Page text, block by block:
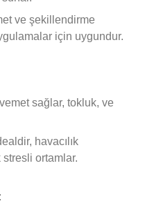
ve şekillendirme
için uygundur.
sağlar, tokluk, ve
havacılık
stresli ortamlar.